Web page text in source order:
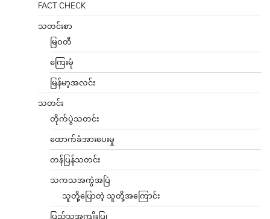
FACT CHECK
သတင်းစာ
မြဝတီ
ကြေးမုံ
မြန်မာ့အလင်း
သတင်း
တိုက်ပွဲသတင်း
ထောက်ခံအားပေးမှု
တန်ပြန်သတင်း
သကသအကွဲအပြဲ
သူတို့ပြောတဲ့ သူတို့အကြောင်း
ပြည်သူ့အကျိုးပြု